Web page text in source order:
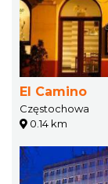
El Camino
Częstochowa
0.14 km